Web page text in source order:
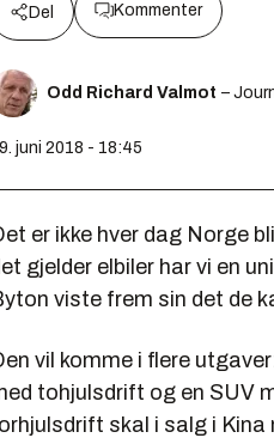
Del Kommenter
Odd Richard Valmot –
juni 2018 - 18:45
er ikke hver dag Norge
gjelder elbiler har vi en
viste frem sin det de
vil komme i flere
tohjulsdrift og en SUV
skal i salg i Kina